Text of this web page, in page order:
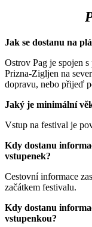
Jak se dostanu na
Ostrov Pag je spojen
Prizna-Zigljen na
dopravu, nebo přijeď
Jaký je minimální
Vstup na festival je
Kdy dostanu
vstupenek?
Cestovní informace
začátkem festivalu.
Kdy dostanu
vstupenkou?